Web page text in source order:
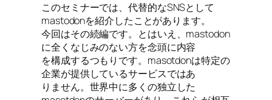
このセミナーでは、代替的なSNSとして
mastodonを紹介したことがあります。
今回はその続編です。とはいえ、mastodon
に全くなじみのない方を念頭に内容
を構成するつもりです。masotdonは特定の
企業が提供しているサービスではあ
りません。世界中に多くの独立した